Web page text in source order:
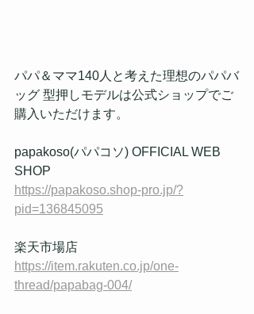
パパ＆ママ140人と考えた理想のパパバ
ッグ 型押しモデルは公式ショップでご
購入いただけます。
papakoso(パパコソ) OFFICIAL WEB
SHOP
https://papakoso.shop-pro.jp/?
pid=136845095
楽天市場店
https://item.rakuten.co.jp/one-
thread/papabag-004/